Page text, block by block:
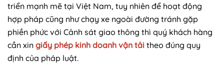
triển mạnh mẽ tại Việt Nam, tuy nhiên để hoạt động
hợp pháp cũng như chạy xe ngoài đường tránh gặp
phiền phức với Cảnh sát giao thông thì quý khách hàng
cần xin giấy phép kinh doanh vận tải theo đúng quy
định của pháp luật.